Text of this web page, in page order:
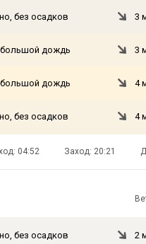
без осадков 3
дождь 3
дождь 4
без осадков 4
04:52 Заход: 20:21
без осадков 2